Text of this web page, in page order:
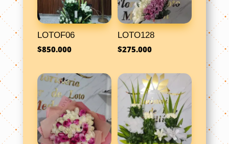
LOTOF06
$850.000
LOTO128
$275.000